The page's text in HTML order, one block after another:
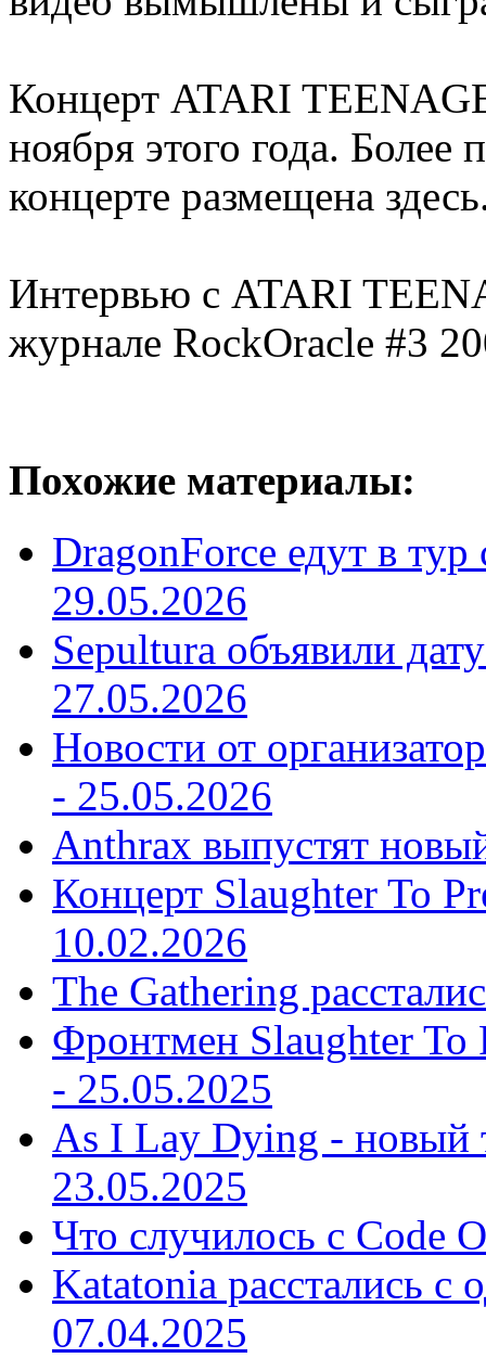
Концерт ATARI
ноября этого года.
концерте размещена
Интервью с ATARI
журнале RockOracle #3
Похожие материалы:
DragonForce едут в
29.05.2026
Sepultura объявили
27.05.2026
Новости от
- 25.05.2026
Anthrax выпустят
Концерт Slaughter To
10.02.2026
The Gathering
Фронтмен Slaughter To
- 25.05.2025
As I Lay Dying - новый
23.05.2025
Что случилось с Code
Katatonia расстались с
07.04.2025